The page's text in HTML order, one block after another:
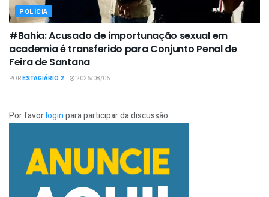
POLÍCIA
#Bahia: Acusado de importunação sexual em
academia é transferido para Conjunto Penal de
Feira de Santana
PORESTAGIÁRIO 2 2026/08/06
Por favorloginpara participar da discussão